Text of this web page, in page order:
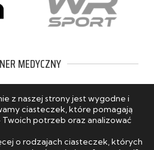
MEDYCZNY
z naszej strony jest wygodne i
ciasteczek, które pomagają
potrzeb oraz analizować
o rodzajach ciasteczek, których